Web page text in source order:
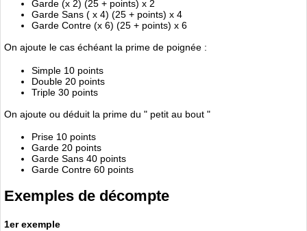
Garde (x 2) (25 + points) x 2
Garde Sans ( x 4) (25 + points) x 4
Garde Contre (x 6) (25 + points) x 6
On ajoute le cas échéant la prime de poignée :
Simple 10 points
Double 20 points
Triple 30 points
On ajoute ou déduit la prime du " petit au bout "
Prise 10 points
Garde 20 points
Garde Sans 40 points
Garde Contre 60 points
Exemples de décompte
1er exemple